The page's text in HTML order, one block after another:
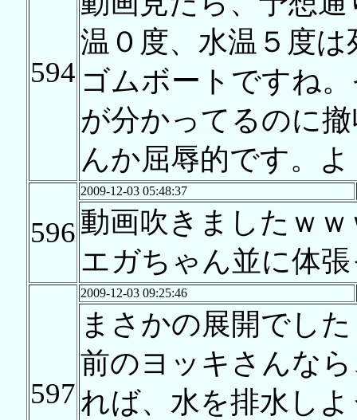
594
温０度、水温５度
ゴムボートですね
が分かってるのに
んか屈辱的です。
596
2009-12-03 05:48:37
動画吹きましたｗｗ
エガちゃん並に体
597
2009-12-03 09:25:46
まさかの展開でした
前のヨッキさんな
れば、水を排水し